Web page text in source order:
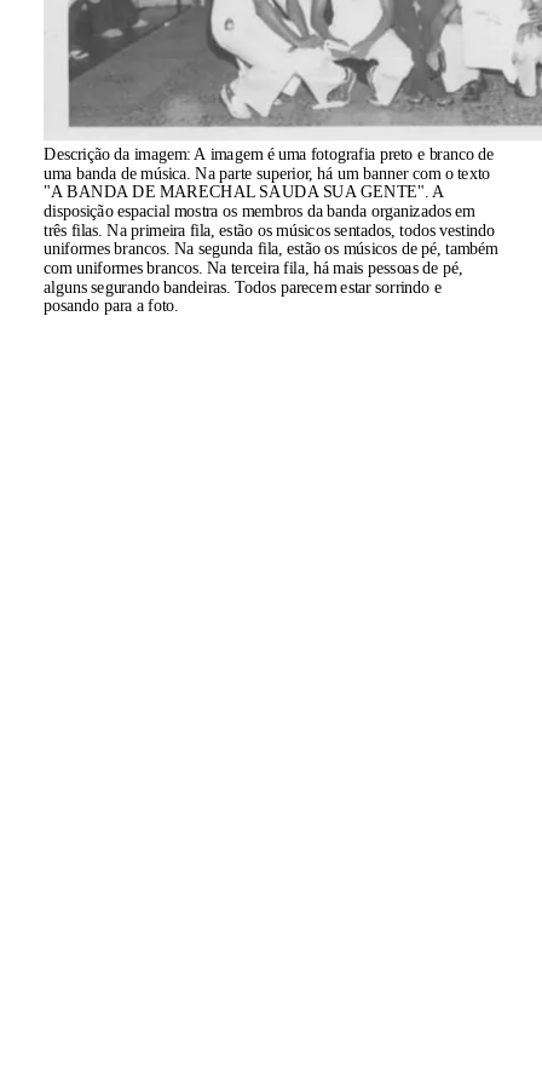
Descrição da imagem: A imagem é uma fotografia preto e branco de
uma banda de música. Na parte superior, há um banner com o texto
"A BANDA DE MARECHAL SAUDA SUA GENTE". A
disposição espacial mostra os membros da banda organizados em
três filas. Na primeira fila, estão os músicos sentados, todos vestindo
uniformes brancos. Na segunda fila, estão os músicos de pé, também
com uniformes brancos. Na terceira fila, há mais pessoas de pé,
alguns segurando bandeiras. Todos parecem estar sorrindo e
posando para a foto.